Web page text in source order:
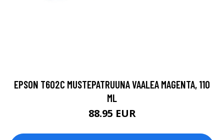
EPSON T602C MUSTEPATRUUNA VAALEA MAGENTA, 110
ML
88.95 EUR